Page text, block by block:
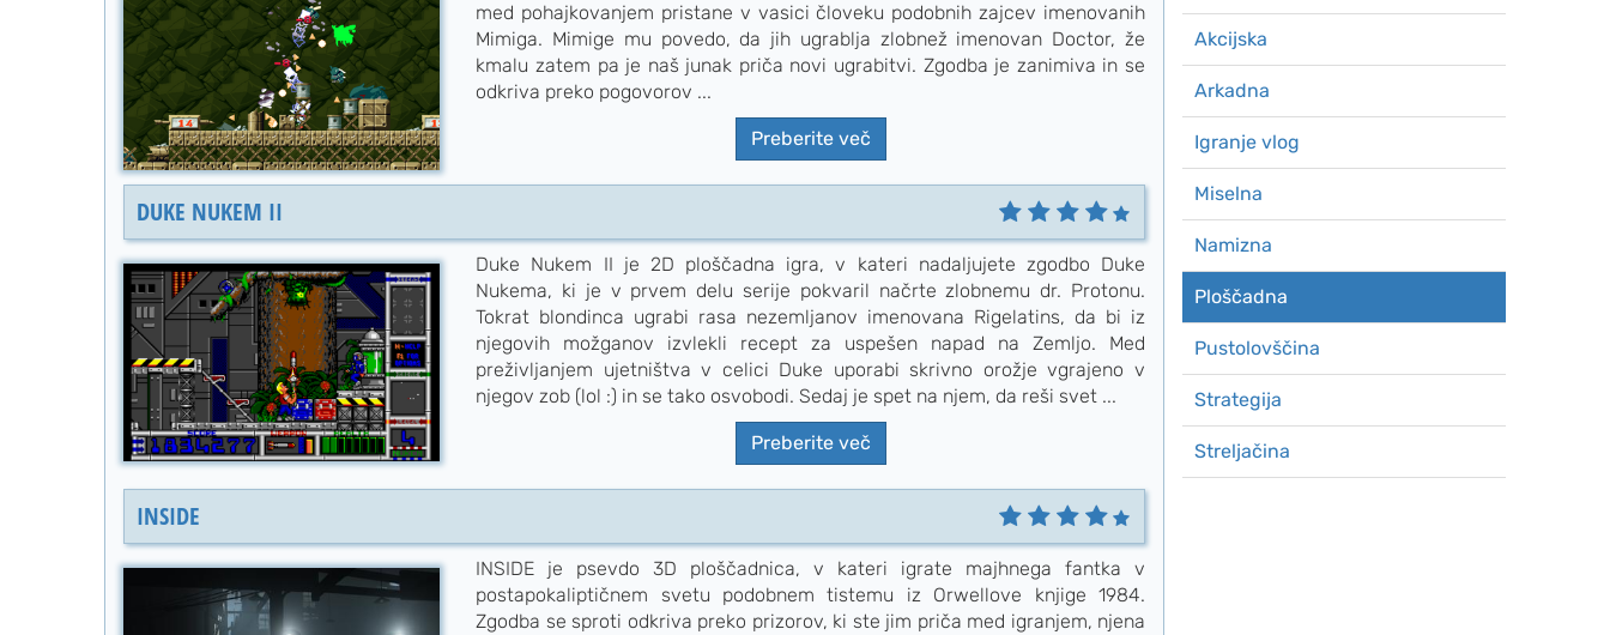
med pohajkovanjem pristane v vasici človeku podobnih zajcev imenovanih
Mimiga. Mimige mu povedo, da jih ugrablja zlobnež imenovan Doctor, že
kmalu zatem pa je naš junak priča novi ugrabitvi. Zgodba je zanimiva in se
odkriva preko pogovorov ...
Preberite več
DUKE NUKEM II
Duke Nukem II je 2D ploščadna igra, v kateri nadaljujete zgodbo Duke
Nukema, ki je v prvem delu serije pokvaril načrte zlobnemu dr. Protonu.
Tokrat blondinca ugrabi rasa nezemljanov imenovana Rigelatins, da bi iz
njegovih možganov izvlekli recept za uspešen napad na Zemljo. Med
preživljanjem ujetništva v celici Duke uporabi skrivno orožje vgrajeno v
njegov zob (lol :) in se tako osvobodi. Sedaj je spet na njem, da reši svet ...
Preberite več
INSIDE
INSIDE je psevdo 3D ploščadnica, v kateri igrate majhnega fantka v
postapokaliptičnem svetu podobnem tistemu iz Orwellove knjige 1984.
Zgodba se sproti odkriva preko prizorov, ki ste jim priča med igranjem, njena
Akcijska
Arkadna
Igranje vlog
Miselna
Namizna
Ploščadna
Pustolovščina
Strategija
Streljačina